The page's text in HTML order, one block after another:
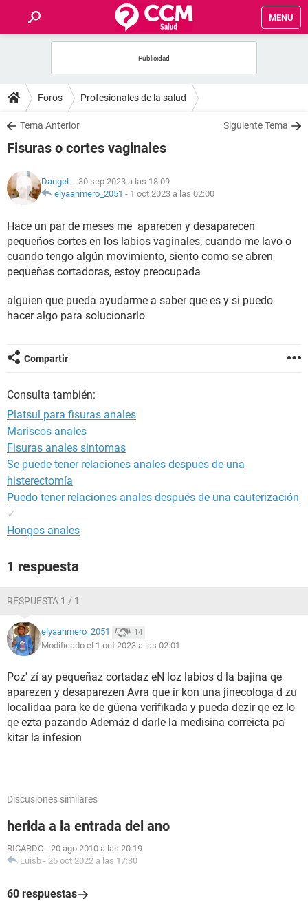
MENU
FOROS
SALUD
NUTRICIÓN
BIENESTAR
SEXUALIDAD
GLOSARIO
Foros Profesionales de la salud
Tema Anterior Siguiente Tema
Fisuras o cortes vaginales
Dangel- - 30 sep 2023 a las 18:09
elyaahmero_2051 - 1 oct 2023 a las 02:00
Hace un par de meses me aparecen y desaparecen
pequeños cortes en los labios vaginales, cuando me lavo o
cuando tengo algún movimiento, siento como se abren
pequeñas cortadoras, estoy preocupada
alguien que pueda ayudarme a saber que es y si puedo
hacer algo para solucionarlo
Compartir
Consulta también:
Platsul para fisuras anales
Mariscos anales
Fisuras anales sintomas
Se puede tener relaciones anales después de una
histerectomía
Puedo tener relaciones anales después de una cauterización
✓
Hongos anales
1 respuesta
RESPUESTA 1 / 1
elyaahmero_2051 14
Modificado el 1 oct 2023 a las 02:01
Poz' zí ay pequeñaz cortadaz eN loz labios d la bajina qe
aparezen y desaparezen Avra que ir kon una jinecologa d zu
localidaa para ke de güena verifikada y pueda dezir qe ez lo
qe ezta pazando Ademáz d darle la medisina correicta pa'
kitar la infesion
Discusiones similares
herida a la entrada del ano
RICARDO - 20 ago 2010 a las 20:19
Luisb - 25 oct 2022 a las 17:30
60 respuestas